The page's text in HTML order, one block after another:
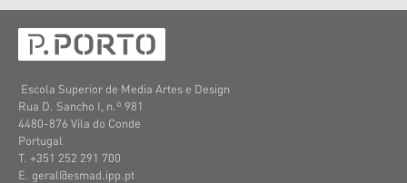
Escola Superior de Media Artes e Design
Rua D. Sancho I, n.º 981
4480-876 Vila do Conde
Portugal
T. +351 252 291 700
E. geral@esmad.ipp.pt